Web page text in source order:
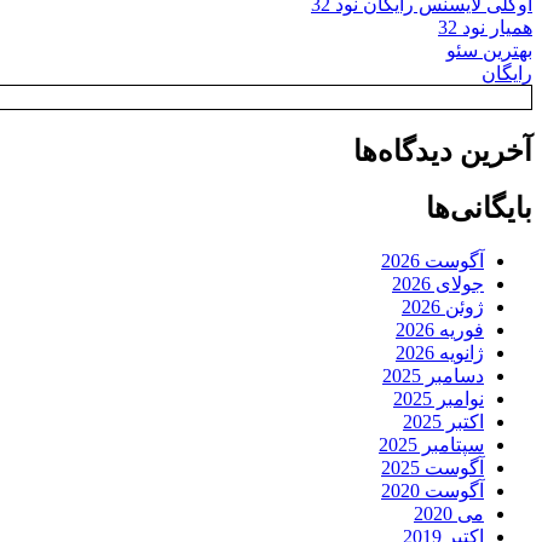
همیار نود 32
بهترین سئو
رایگان
آخرین دیدگاه‌ها
بایگانی‌ها
آگوست 2026
جولای 2026
ژوئن 2026
فوریه 2026
ژانویه 2026
دسامبر 2025
نوامبر 2025
اکتبر 2025
سپتامبر 2025
آگوست 2025
آگوست 2020
می 2020
اکتبر 2019